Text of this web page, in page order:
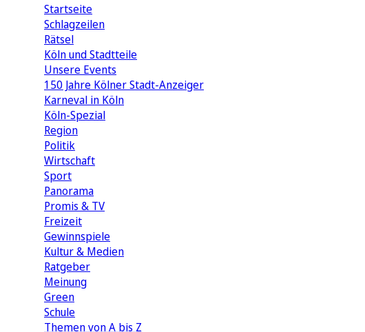
Startseite
Schlagzeilen
Rätsel
Köln und Stadtteile
Unsere Events
150 Jahre Kölner Stadt-Anzeiger
Karneval in Köln
Köln-Spezial
Region
Politik
Wirtschaft
Sport
Panorama
Promis & TV
Freizeit
Gewinnspiele
Kultur & Medien
Ratgeber
Meinung
Green
Schule
Themen von A bis Z